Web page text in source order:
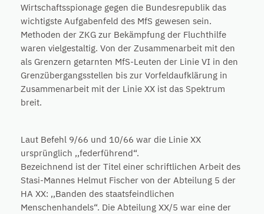
Wirtschaftsspionage gegen die Bundesrepublik das
wichtigste Aufgabenfeld des MfS gewesen sein.
Methoden der ZKG zur Bekämpfung der Fluchthilfe
waren vielgestaltig. Von der Zusammenarbeit mit den
als Grenzern getarnten MfS-Leuten der Linie VI in den
Grenzübergangsstellen bis zur Vorfeldaufklärung in
Zusammenarbeit mit der Linie XX ist das Spektrum
breit.
Laut Befehl 9/66 und 10/66 war die Linie XX
ursprünglich ,,federführend“.
Bezeichnend ist der Titel einer schriftlichen Arbeit des
Stasi-Mannes Helmut Fischer von der Abteilung 5 der
HA XX: ,,Banden des staatsfeindlichen
Menschenhandels“. Die Abteilung XX/5 war eine der